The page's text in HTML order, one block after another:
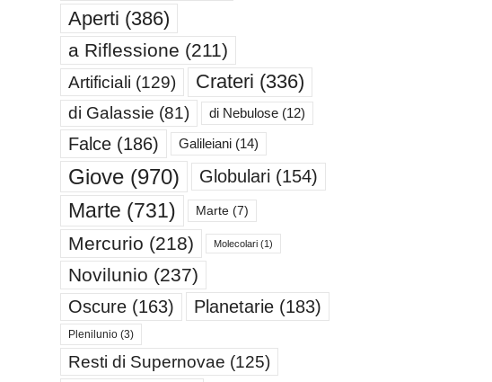
Aperti (386)
a Riflessione (211)
Artificiali (129) Crateri (336)
di Galassie (81) di Nebulose(12)
Falce(186) Galileiani(14)
Giove(970) Globulari (154)
Marte (731) Marte(7)
Mercurio (218) Molecolari(1)
Novilunio (237)
Oscure(163) Planetarie(183)
Plenilunio(3)
Resti di Supernovae (125)